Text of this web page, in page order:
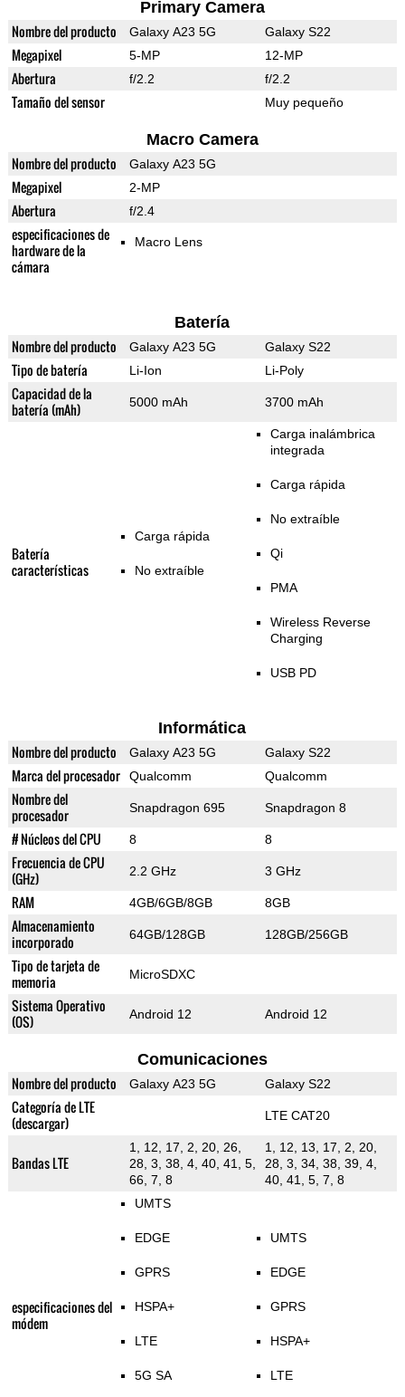
Primary Camera
Nombre del producto Galaxy A23 5G Galaxy S22
Megapixel 5-MP 12-MP
Abertura f/2.2 f/2.2
Tamaño del sensor Muy pequeño
Macro Camera
Nombre del producto Galaxy A23 5G
Megapixel 2-MP
Abertura f/2.4
especificaciones de
hardware de la
cámara
Macro Lens
Batería
Nombre del producto Galaxy A23 5G Galaxy S22
Tipo de batería Li-Ion Li-Poly
Capacidad de la
batería (mAh)
5000 mAh 3700 mAh
Batería
características
Carga rápida
No extraíble
Carga inalámbrica
integrada
Carga rápida
No extraíble
Qi
PMA
Wireless Reverse
Charging
USB PD
Informática
Nombre del producto Galaxy A23 5G Galaxy S22
Marca del procesador Qualcomm Qualcomm
Nombre del
procesador
Snapdragon 695 Snapdragon 8
# Núcleos del CPU 8 8
Frecuencia de CPU
(GHz)
2.2 GHz 3 GHz
RAM 4GB/6GB/8GB 8GB
Almacenamiento
incorporado
64GB/128GB 128GB/256GB
Tipo de tarjeta de
memoria
MicroSDXC
Sistema Operativo
(OS)
Android 12 Android 12
Comunicaciones
Nombre del producto Galaxy A23 5G Galaxy S22
Categoría de LTE
(descargar)
LTE CAT20
Bandas LTE
1, 12, 17, 2, 20, 26,
28, 3, 38, 4, 40, 41, 5,
66, 7, 8
1, 12, 13, 17, 2, 20,
28, 3, 34, 38, 39, 4,
40, 41, 5, 7, 8
especificaciones del
módem
UMTS
EDGE
GPRS
HSPA+
LTE
5G SA
UMTS
EDGE
GPRS
HSPA+
LTE